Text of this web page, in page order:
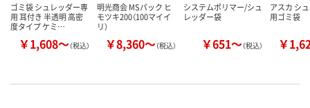
ゴミ袋 シュレッダー専
用 耳付き 半透明 高密
度タイプ ケミ…
￥1,608～（税込）
明光商会 MSパック ヒ
モツキ200（100マイイ
リ）
￥8,360～（税込）
システムポリマー/シュ
レッダー袋
￥651～（税込）
アスカ シ
用ゴミ袋
￥